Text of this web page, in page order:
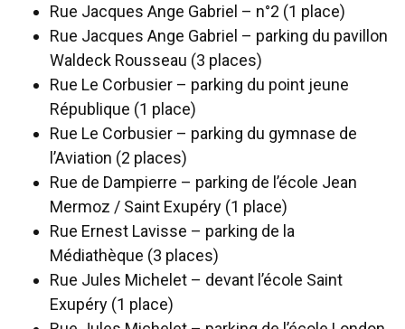
Rue Jacques Ange Gabriel – n°2 (1 place)
Rue Jacques Ange Gabriel – parking du pavillon
Waldeck Rousseau (3 places)
Rue Le Corbusier – parking du point jeune
République (1 place)
Rue Le Corbusier – parking du gymnase de
l’Aviation (2 places)
Rue de Dampierre – parking de l’école Jean
Mermoz / Saint Exupéry (1 place)
Rue Ernest Lavisse – parking de la
Médiathèque (3 places)
Rue Jules Michelet – devant l’école Saint
Exupéry (1 place)